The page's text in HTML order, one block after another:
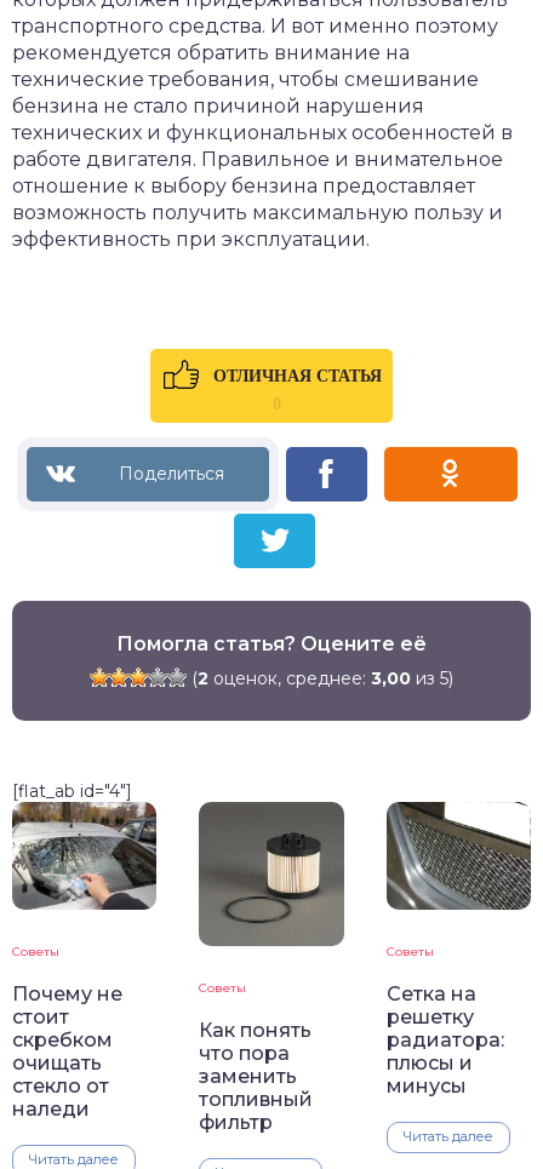
транспортного средства. И вот именно поэтому
рекомендуется обратить внимание на
технические требования, чтобы смешивание
бензина не стало причиной нарушения
технических и функциональных особенностей в
работе двигателя. Правильное и внимательное
отношение к выбору бензина предоставляет
возможность получить максимальную пользу и
эффективность при эксплуатации.
ОТЛИЧНАЯ СТАТЬЯ
0
Помогла статья? Оцените её
(2 оценок, среднее: 3,00 из 5)
[flat_ab id="4"]
Советы
Почему не
стоит
скребком
очищать
стекло от
наледи
Читать далее
Советы
Как понять
что пора
заменить
топливный
фильтр
Советы
Сетка на
решетку
радиатора:
плюсы и
минусы
Читать далее